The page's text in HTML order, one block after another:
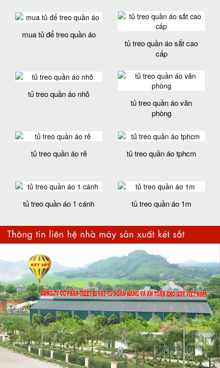
mua tủ để treo quần áo
tủ treo quần áo sắt cao
cấp
tủ treo quần áo nhỏ
tủ treo quần áo văn
phòng
tủ treo quần áo rẻ tủ treo quần áo tphcm
tủ treo quần áo 1 cánh tủ treo quần áo 1m